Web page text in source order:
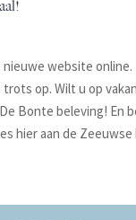
nieuwe website online.
op. Wilt u op
Bonte beleving! En
hier aan de Zeeuwse